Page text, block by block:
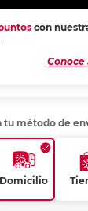
con
tu método de
Domicilio